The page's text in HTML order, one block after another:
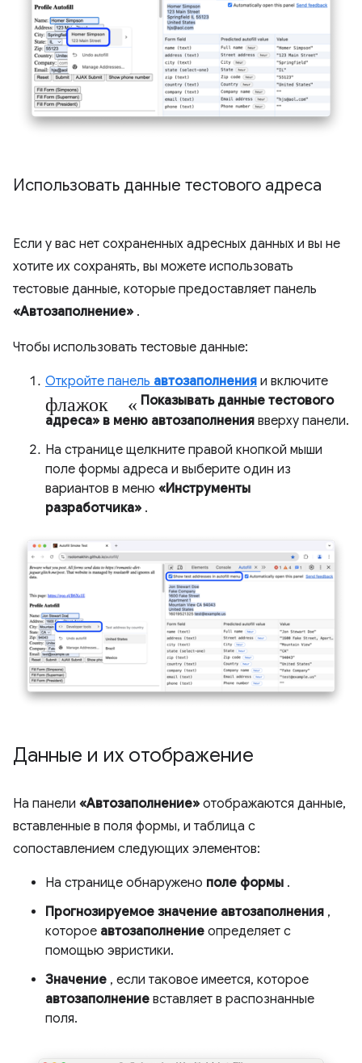
Использовать данные тестового адреса
Если у вас нет сохраненных адресных данных и вы не
хотите их сохранять, вы можете использовать
тестовые данные, которые предоставляет панель
«Автозаполнение» .
Чтобы использовать тестовые данные:
Откройте панель автозаполнения и включите
флажок « Показывать данные тестового
адреса» в меню автозаполнения вверху панели.
На странице щелкните правой кнопкой мыши
поле формы адреса и выберите один из
вариантов в меню «Инструменты
разработчика» .
Данные и их отображение
На панели «Автозаполнение» отображаются данные,
вставленные в поля формы, и таблица с
сопоставлением следующих элементов:
На странице обнаружено поле формы .
Прогнозируемое значение автозаполнения ,
которое автозаполнение определяет с
помощью эвристики.
Значение , если таковое имеется, которое
автозаполнение вставляет в распознанные
поля.